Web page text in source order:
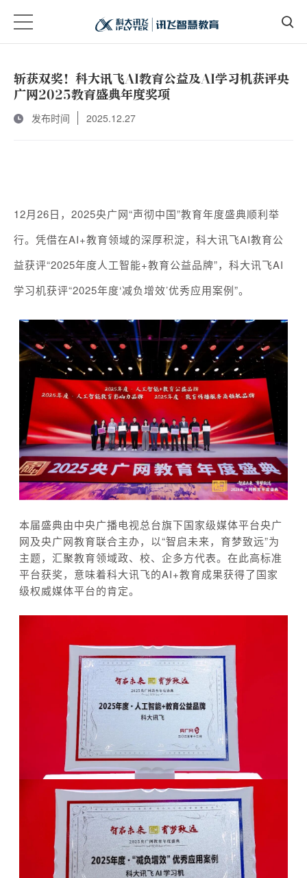
斩获双奖！科大讯飞AI教育公益及AI学习机获评央
广网2025教育盛典年度奖项
发布时间 2025.12.27
12月26日，2025央广网“声彻中国”教育年度盛典顺利举
行。凭借在AI+教育领域的深厚积淀，科大讯飞AI教育公
益获评“2025年度人工智能+教育公益品牌”，科大讯飞AI
学习机获评“2025年度‘减负增效’优秀应用案例”。
本届盛典由中央广播电视总台旗下国家级媒体平台央广
网及央广网教育联合主办，以“智启未来，育梦致远”为
主题，汇聚教育领域政、校、企多方代表。在此高标准
平台获奖，意味着科大讯飞的AI+教育成果获得了国家
级权威媒体平台的肯定。